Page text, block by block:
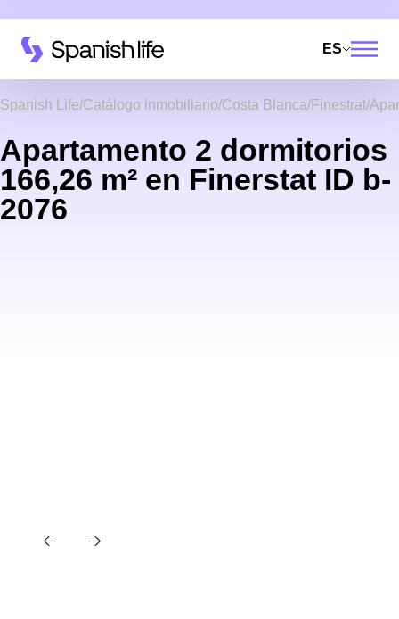
ES
Spanish Life Catálogo inmobiliario Costa Blanca Finestrat
Apartamento 2 dormitorios
166,26 m² en Finerstat ID b-
2076